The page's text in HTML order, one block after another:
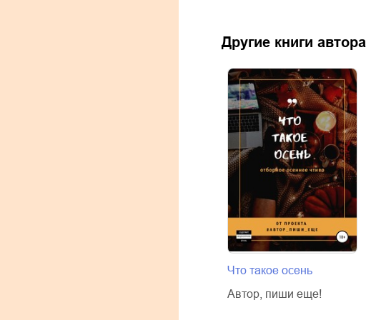
Другие книги автора
Что такое осень
Автор, пиши еще!